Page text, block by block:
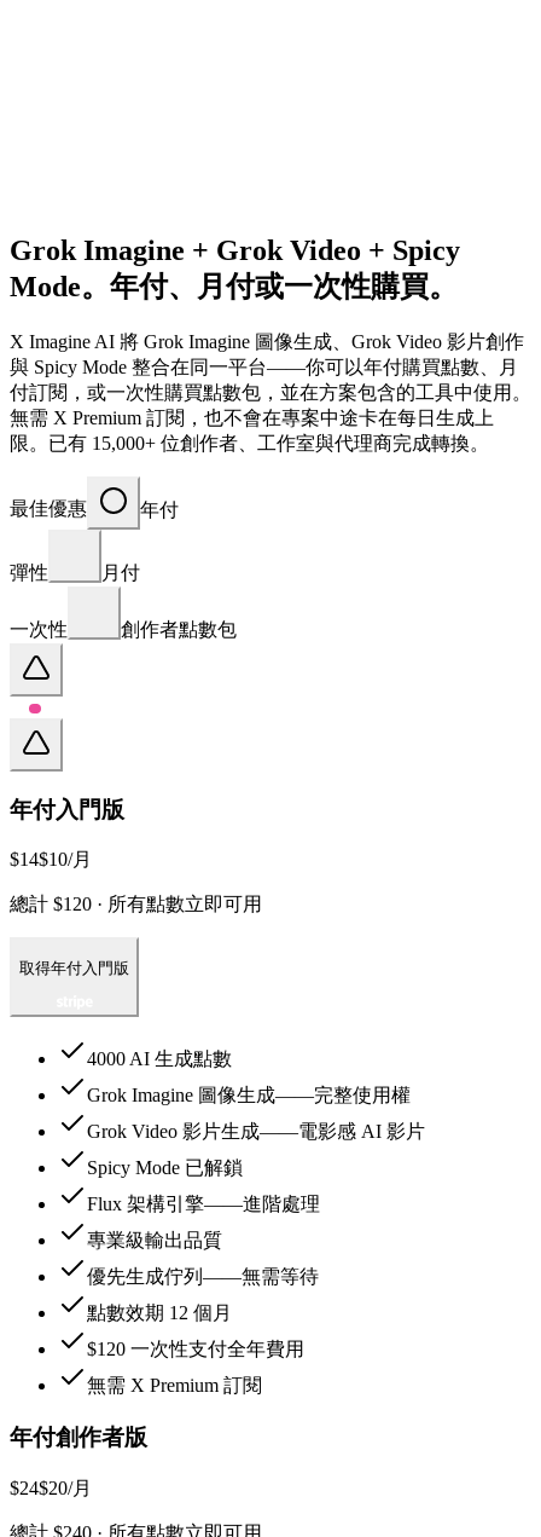
Grok Imagine + Grok Video + Spicy
Mode。年付、月付或一次性購買。
X Imagine AI 將 Grok Imagine 圖像生成、Grok Video 影片創作
與 Spicy Mode 整合在同一平台——你可以年付購買點數、月
付訂閱，或一次性購買點數包，並在方案包含的工具中使用。
無需 X Premium 訂閱，也不會在專案中途卡在每日生成上
限。已有 15,000+ 位創作者、工作室與代理商完成轉換。
最佳優惠 年付
彈性 月付
一次性 創作者點數包
年付入門版
$14$10/月
總計 $120 · 所有點數立即可用
取得年付入門版
4000 AI 生成點數
Grok Imagine 圖像生成——完整使用權
Grok Video 影片生成——電影感 AI 影片
Spicy Mode 已解鎖
Flux 架構引擎——進階處理
專業級輸出品質
優先生成佇列——無需等待
點數效期 12 個月
$120 一次性支付全年費用
無需 X Premium 訂閱
年付創作者版
$24$20/月
總計 $240 · 所有點數立即可用